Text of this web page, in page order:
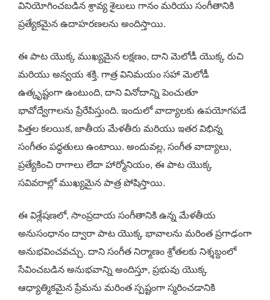
వినియోగించబడిన శ్రావ్య శైలులు గానం మరియు సంగీతానికి
ప్రత్యేకమైన ఉదాహరణలను అందిస్తాయి.
ఈ పాట యొక్క ముఖ్యమైన లక్షణం, దాని మెలోడీ యొక్క రుచి
మరియు అన్వయ శక్తి. గాత్ర వినిమయం సహా మెలోడీ
ఉత్కృష్టంగా ఉంటుంది, దాని వినోదాన్ని పెంచుతూ
భావోద్వేగాలను ప్రేరేపిస్తుంది. ఇందులో వాద్యాలకు ఉపయోగపడే
పిత్తల కలయిక, జాతీయ మేళతీరు మరియు ఇతర విభిన్న
సంగీతం పద్ధతులు ఉంటాయి. అందువల్ల, సంగీత వాద్యాలు,
ప్రత్యేకించి రాగాలు లేదా హార్మోనియం, ఈ పాట యొక్క
సవివరాల్లో ముఖ్యమైన పాత్ర పోషిస్తాయి.
ఈ విశ్లేషణలో, సాంప్రదాయ సంగీతానికి ఉన్న మేళతీయ
అనుసంధానం ద్వారా పాట యొక్క భావాలను మరింత ప్రగాఢంగా
అనుభవించవచ్చు. దాని సంగీత నిర్మాణం శ్రోతలకు నిశ్శబ్దంలో
సేవించబడిన అనుభవాన్ని అందిస్తూ, ప్రభువు యొక్క
ఆధ్యాత్మికమైన ప్రేమను మరింత స్పష్టంగా స్మరించడానికి